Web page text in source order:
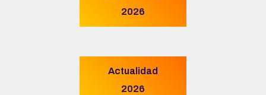
2026
Actualidad
2026